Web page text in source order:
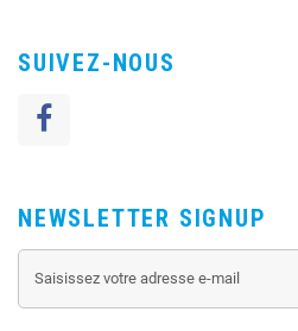
SUIVEZ-NOUS
NEWSLETTER SIGNUP